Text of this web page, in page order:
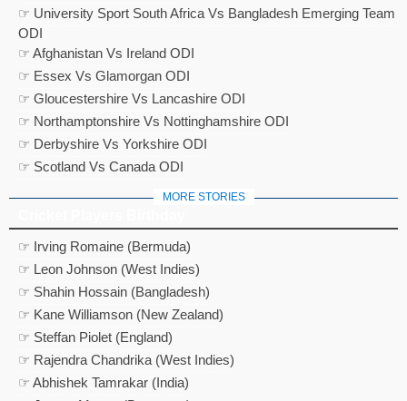
☞ University Sport South Africa Vs Bangladesh Emerging Team
ODI
☞ Afghanistan Vs Ireland ODI
☞ Essex Vs Glamorgan ODI
☞ Gloucestershire Vs Lancashire ODI
☞ Northamptonshire Vs Nottinghamshire ODI
☞ Derbyshire Vs Yorkshire ODI
☞ Scotland Vs Canada ODI
MORE STORIES
☞ Irving Romaine (Bermuda)
☞ Leon Johnson (West Indies)
☞ Shahin Hossain (Bangladesh)
☞ Kane Williamson (New Zealand)
☞ Steffan Piolet (England)
☞ Rajendra Chandrika (West Indies)
☞ Abhishek Tamrakar (India)